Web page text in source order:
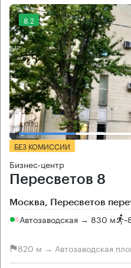
8.2
БЕЗ КОМИССИИ
Бизнес-центр
Пересветов 8
Москва, Пересветов
Автозаводская → 830 м ~
820 м → Автозаводская